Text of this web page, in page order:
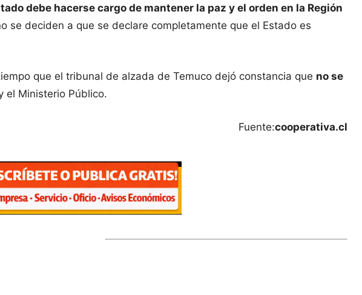
debe hacerse cargo de mantener la paz y el orden en la Región
se deciden a que se declare completamente que el Estado es
que el tribunal de alzada de Temuco dejó constancia que no se
el Ministerio Público.
Fuente:cooperativa.cl